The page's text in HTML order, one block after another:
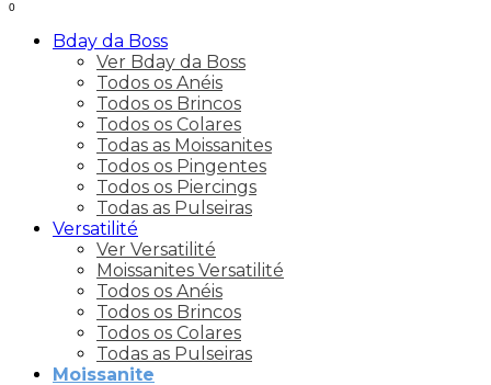
0
Bday da Boss
Ver Bday da Boss
Todos os Anéis
Todos os Brincos
Todos os Colares
Todas as Moissanites
Todos os Pingentes
Todos os Piercings
Todas as Pulseiras
Versatilité
Ver Versatilité
Moissanites Versatilité
Todos os Anéis
Todos os Brincos
Todos os Colares
Todas as Pulseiras
Moissanite